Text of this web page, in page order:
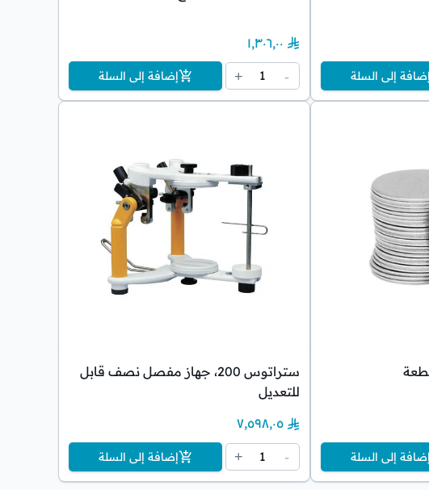
إضافة إلى السلة
١٬٣٠٦٫٠٠
-
1
+ إضافة إلى السلة
إضافة إلى السلة
ستراتوس 200، جهاز مفصل نصف قابل
للتعديل
٧٬٥٩٨٫٠٥
-
1
+ إضافة إلى السلة